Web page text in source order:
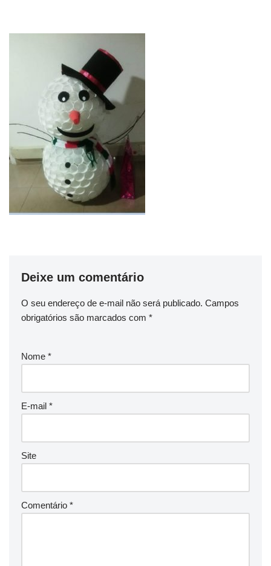
Deixe um comentário
O seu endereço de e-mail não será publicado. Campos
obrigatórios são marcados com *
Nome *
E-mail *
Site
Comentário *